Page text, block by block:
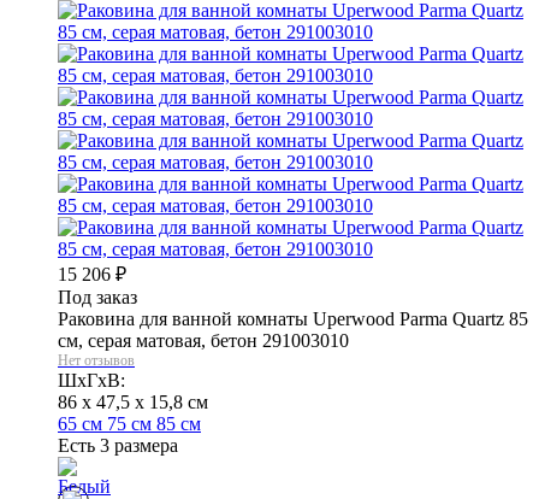
15 206 ₽
Под заказ
Раковина для ванной комнаты Uperwood Parma Quartz 85
см, серая матовая, бетон 291003010
Нет отзывов
ШхГхВ:
86 x 47,5 x 15,8 см
65 см 75 см 85 см
Есть 3 размера